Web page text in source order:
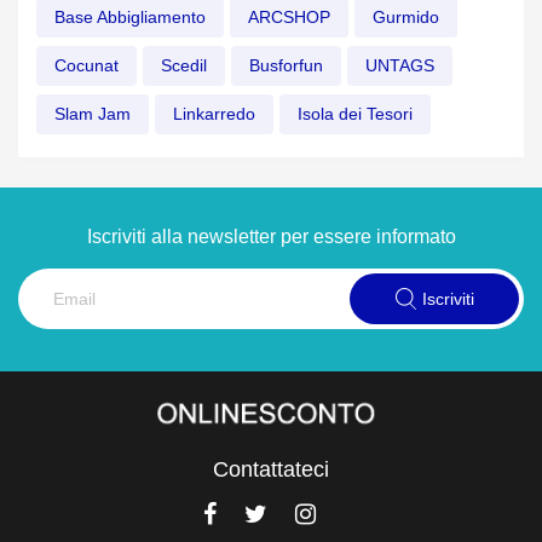
Base Abbigliamento ARCSHOP Gurmido
Cocunat Scedil Busforfun UNTAGS
Slam Jam Linkarredo Isola dei Tesori
Iscriviti alla newsletter per essere informato
Iscriviti
Contattateci